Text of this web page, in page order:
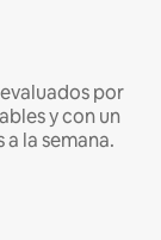
por
y con un
la semana.